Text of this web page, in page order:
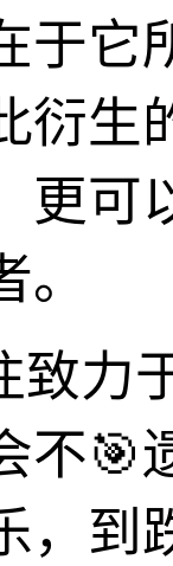
于它
衍生
更可
致力
不🎯
，到